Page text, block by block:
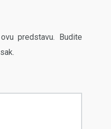
predstavu. Budite